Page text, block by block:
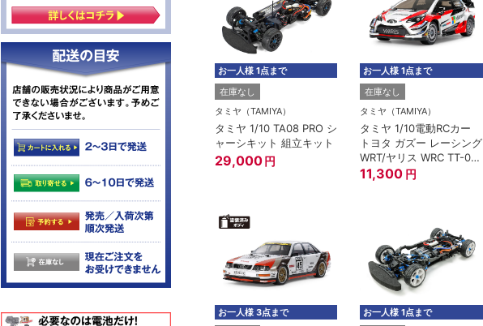
お一人様 1点まで
在庫なし
タミヤ（TAMIYA）
タミヤ 1/10 TA08 PRO シ
ャーシキット 組立キット
29,000 円
お一人様 1点まで
在庫なし
タミヤ（TAMIYA）
タミヤ 1/10電動RCカー
トヨタ ガズー レーシング
WRT/ヤリス WRC TT-02
シャーシ 組立キット
11,300 円
お一人様 3点まで
お一人様 1点まで